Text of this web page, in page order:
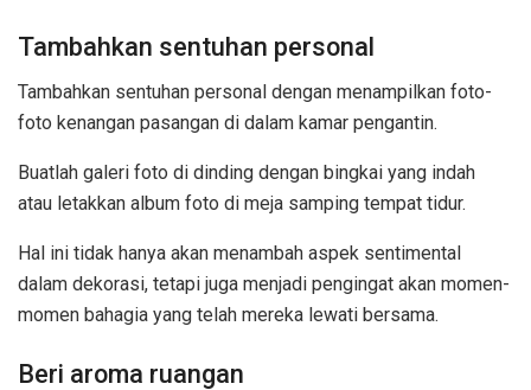
Tambahkan sentuhan personal
Tambahkan sentuhan personal dengan menampilkan foto-
foto kenangan pasangan di dalam kamar pengantin.
Buatlah galeri foto di dinding dengan bingkai yang indah
atau letakkan album foto di meja samping tempat tidur.
Hal ini tidak hanya akan menambah aspek sentimental
dalam dekorasi, tetapi juga menjadi pengingat akan momen-
momen bahagia yang telah mereka lewati bersama.
Beri aroma ruangan